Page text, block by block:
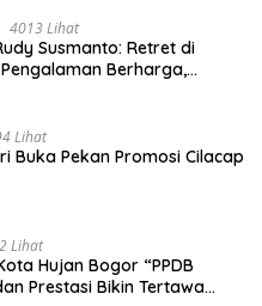
4013 Lihat
Susmanto: Retret di
Berharga,
Lihat
Buka Pekan Promosi Cilacap
Lihat
Hujan Bogor “PPDB
Prestasi Bikin Tertawa